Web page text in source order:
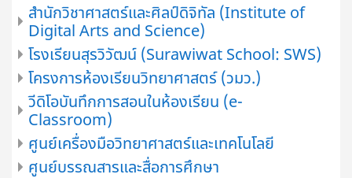
สำนักวิชาศาสตร์และศิลป์ดิจิทัล (Institute of
Digital Arts and Science)
โรงเรียนสุรวิวัฒน์ (Surawiwat School: SWS)
โครงการห้องเรียนวิทยาศาสตร์ (วมว.)
วีดิโอบันทึกการสอนในห้องเรียน (e-
Classroom)
ศูนย์เครื่องมือวิทยาศาสตร์และเทคโนโลยี
ศูนย์บรรณสารและสื่อการศึกษา